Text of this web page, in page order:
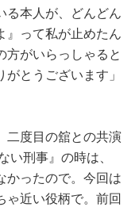
る本人が、どんどん
』って私が止めたん
方がいらっしゃると
とうございます」
二度目の舘との共演
い刑事』の時は、
かったので。今回は
ゃ近い役柄で。前回